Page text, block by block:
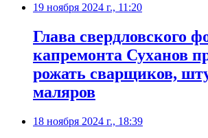
19 ноября 2024 г., 11:20
Глава свердловского
капремонта Суханов
рожать сварщиков,
маляров
18 ноября 2024 г., 18:39